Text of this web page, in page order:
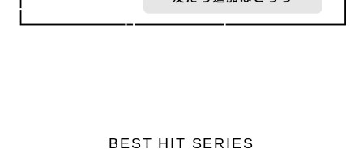
BEST HIT SERIES